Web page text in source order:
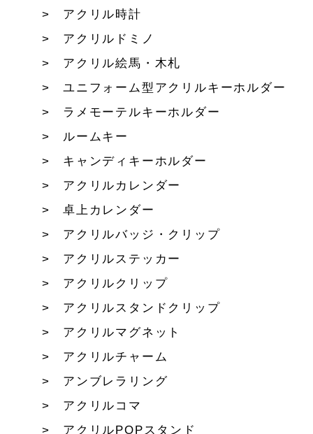
アクリル時計
アクリルドミノ
アクリル絵馬・木札
ユニフォーム型アクリルキーホルダー
ラメモーテルキーホルダー
ルームキー
キャンディキーホルダー
アクリルカレンダー
卓上カレンダー
アクリルバッジ・クリップ
アクリルステッカー
アクリルクリップ
アクリルスタンドクリップ
アクリルマグネット
アクリルチャーム
アンブレラリング
アクリルコマ
アクリルPOPスタンド